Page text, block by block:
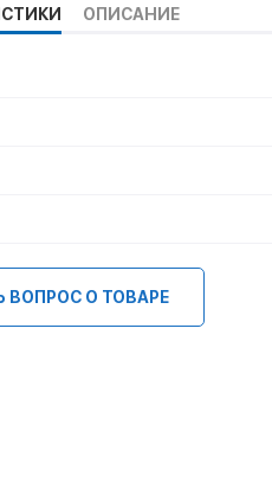
ОПИСАНИЕ
ВОПРОС О ТОВАРЕ